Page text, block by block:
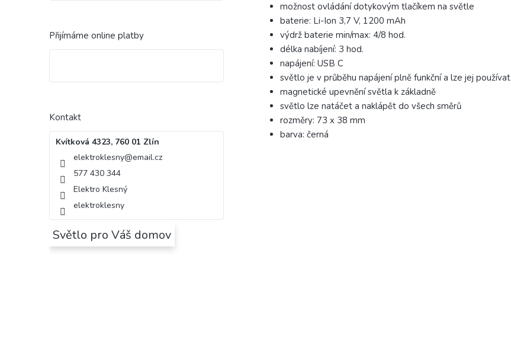
Přijímáme online platby
Kontakt
Kvítková 4323, 760 01 Zlín
elektroklesny@email.cz
577 430 344
Elektro Klesný
elektroklesny
Světlo pro Váš domov
možnost ovládání dotykovým tlačíkem na světle
baterie: Li-Ion 3,7 V, 1200 mAh
výdrž baterie min/max: 4/8 hod.
délka nabíjení: 3 hod.
napájení: USB C
světlo je v průběhu napájení plně funkční a lze jej používat
magnetické upevnění světla k základně
světlo lze natáčet a naklápět do všech směrů
rozměry: 73 x 38 mm
barva: černá